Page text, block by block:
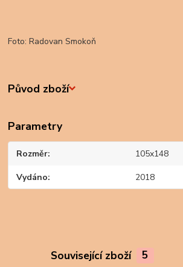
Foto: Radovan Smokoň
Původ zboží
Parametry
Rozměr 105x148
Vydáno 2018
Související zboží 5